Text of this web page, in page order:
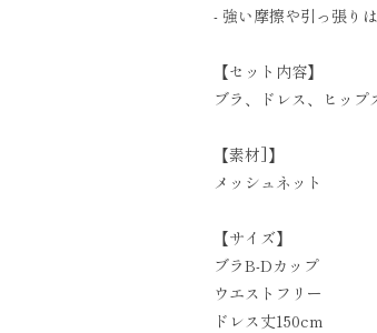
- 強い摩擦や引っ張り
【セット内容】
ブラ、ドレス、ヒッ
【素材]】
メッシュネット
【サイズ】
ブラB-Dカップ
ウエストフリー
ドレス丈150cm